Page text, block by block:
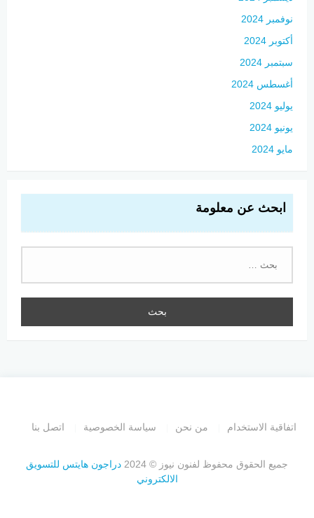
نوفمبر 2024
أكتوبر 2024
سبتمبر 2024
أغسطس 2024
يوليو 2024
يونيو 2024
مايو 2024
ابحث عن معلومة
اتفاقية الاستخدام من نحن سياسة الخصوصية اتصل بنا
جميع الحقوق محفوظ لفنون نيوز © 2024
دراجون هايتس للتسويق
الالكتروني